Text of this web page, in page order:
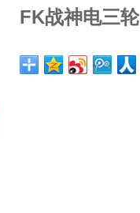
FK战神电三轮